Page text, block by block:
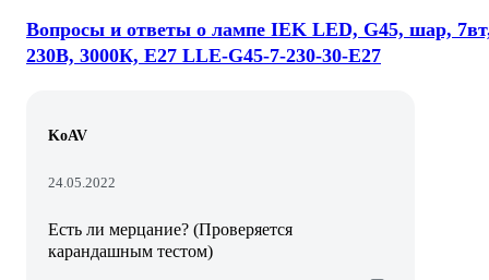
Вопросы и ответы о лампе IEK LED, G45, шар,
230В, 3000К, E27 LLE-G45-7-230-30-E27
KoAV
24.05.2022
Есть ли мерцание? (Проверяется
карандашным тестом)